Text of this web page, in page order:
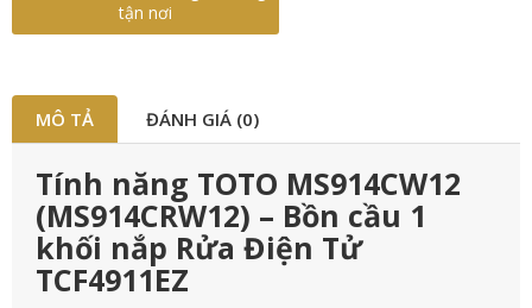
tận nơi
MÔ TẢ ĐÁNH GIÁ (0)
Tính năng TOTO MS914CW12
(MS914CRW12) – Bồn cầu 1
khối nắp Rửa Điện Tử
TCF4911EZ